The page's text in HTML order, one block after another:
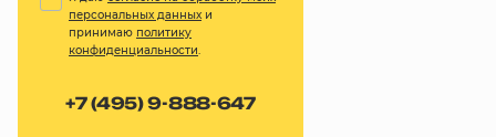
персональных данных и
принимаю политику
конфиденциальности.
+7 (495) 9-888-647